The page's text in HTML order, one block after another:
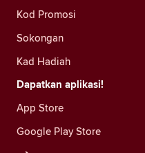
Kod Promosi
Sokongan
Kad Hadiah
Dapatkan aplikasi!
App Store
Google Play Store